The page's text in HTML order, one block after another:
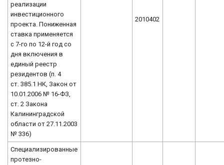
реализации
инвестиционного
проекта. Пониженная
ставка применяется
с 7-го по 12-й год со
дня включения в
единый реестр
резидентов (п. 4
ст. 385.1 НК, Закон от
10.01.2006 № 16-ФЗ,
ст. 2 Закона
Калининградской
области от 27.11.2003
№ 336)
2010402
Специализированные
протезно-